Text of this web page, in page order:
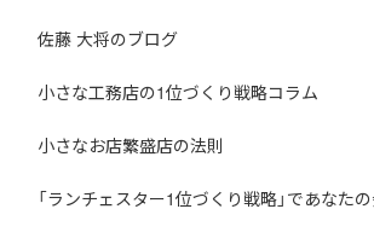
佐藤 大将のブログ
小さな工務店の1位づくり戦略コラム
小さなお店繁盛店の法則
「ランチェスター1位づくり戦略」であなた